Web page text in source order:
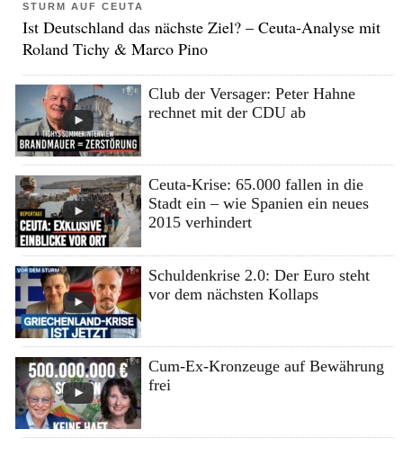
STURM AUF CEUTA
Ist Deutschland das nächste Ziel? – Ceuta-Analyse mit
Roland Tichy & Marco Pino
Club der Versager: Peter Hahne
rechnet mit der CDU ab
Ceuta-Krise: 65.000 fallen in die
Stadt ein – wie Spanien ein neues
2015 verhindert
Schuldenkrise 2.0: Der Euro steht
vor dem nächsten Kollaps
Cum-Ex-Kronzeuge auf Bewährung
frei